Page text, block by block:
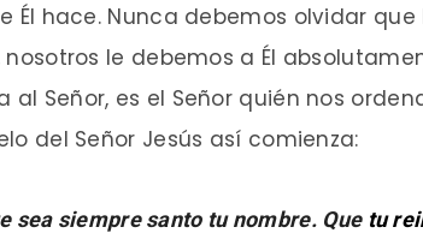
Él hace. Nunca debemos olvidar que
le debemos a Él
Señor, es el Señor quién nos
del Señor Jesús así comienza:
sea siempre santo tu nombre. Que tu